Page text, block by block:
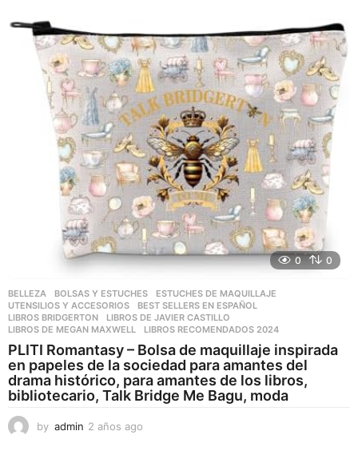
o
s
a
g
o
0 0
BELLEZA ,BOLSAS Y ESTUCHES ,ESTUCHES DE MAQUILLAJE
UTENSILIOS Y ACCESORIOS
BEST SELLERS EN ESPAÑOL
LIBROS BRIDGERTON
,LIBROS DE JAVIER CASTILLO
LIBROS DE MEGAN MAXWELL
,LIBROS RECOMENDADOS 2024
PLITI Romantasy – Bolsa de maquillaje inspirada
en papeles de la sociedad para amantes del
drama histórico, para amantes de los libros,
bibliotecario, Talk Bridge Me Bagu, moda
by admin 2 años ago